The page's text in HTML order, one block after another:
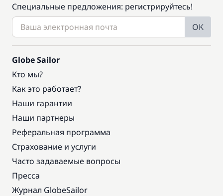
Специальные предложения: регистрируйтесь!
OK
Globe Sailor
Кто мы?
Как это работает?
Наши гарантии
Наши партнеры
Реферальная программа
Страхование и услуги
Часто задаваемые вопросы
Пресса
Журнал GlobeSailor